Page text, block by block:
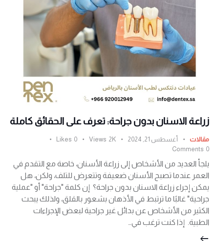
زراعة الاسنان بدون جراحة: تعرف على الحقائق كاملة
مقالات أغسطس 21, 2024 2K
Views
0
Likes
0
Comments
يلجأ العديد من الأشخاص إلى زراعة الأسنان، خاصة مع التقدم في
العمر عندما تصبح الأسنان ضعيفة وتتعرض للتلف، ولكن، هل
يمكن إجراء زراعة الاسنان بدون جراحة؟ إن كلمة "جراحة" أو "عملية
جراحية" غالبًا ما ترتبط في الأذهان بشعور بالقلق، ولذلك يبحث
الكثير من الأشخاص عن بدائل غير جراحية لبعض الإجراءات
الطبية. إذا كنت ترغب في…